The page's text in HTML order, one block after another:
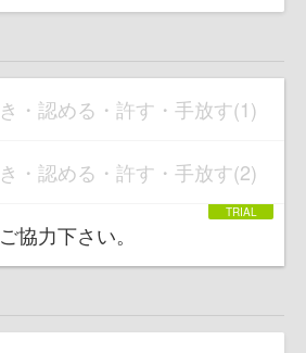
・認める・許す・手放す(1)
・認める・許す・手放す(2)
協力下さい。